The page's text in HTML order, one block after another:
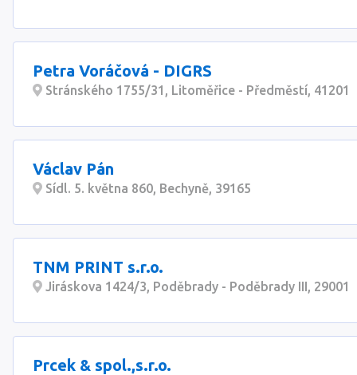
Petra Voráčová - DIGRS
Stránského 1755/31, Litoměřice - Předměstí, 41201
Václav Pán
Sídl. 5. května 860, Bechyně, 39165
TNM PRINT s.r.o.
Jiráskova 1424/3, Poděbrady - Poděbrady III, 29001
Prcek & spol.,s.r.o.